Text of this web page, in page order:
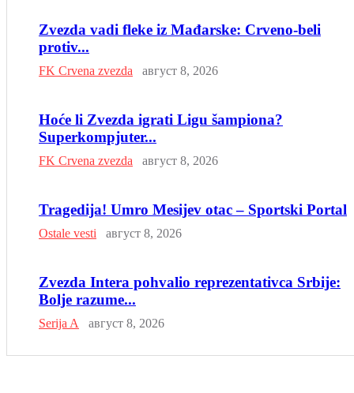
Zvezda vadi fleke iz Mađarske: Crveno-beli
protiv...
FK Crvena zvezda август 8, 2026
Hoće li Zvezda igrati Ligu šampiona?
Superkompjuter...
FK Crvena zvezda август 8, 2026
Tragedija! Umro Mesijev otac – Sportski Portal
Ostale vesti август 8, 2026
Zvezda Intera pohvalio reprezentativca Srbije:
Bolje razume...
Serija A август 8, 2026